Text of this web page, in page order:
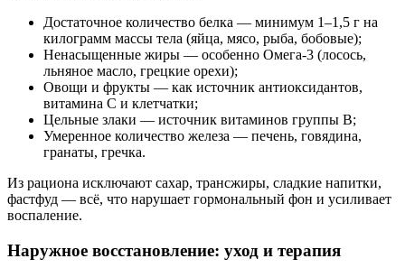
Достаточное количество белка — минимум 1–1,5 г на
килограмм массы тела (яйца, мясо, рыба, бобовые);
Ненасыщенные жиры — особенно Омега-3 (лосось,
льняное масло, грецкие орехи);
Овощи и фрукты — как источник антиоксидантов,
витамина C и клетчатки;
Цельные злаки — источник витаминов группы B;
Умеренное количество железа — печень, говядина,
гранаты, гречка.
Из рациона исключают сахар, трансжиры, сладкие напитки,
фастфуд — всё, что нарушает гормональный фон и усиливает
воспаление.
Наружное восстановление: уход и терапия